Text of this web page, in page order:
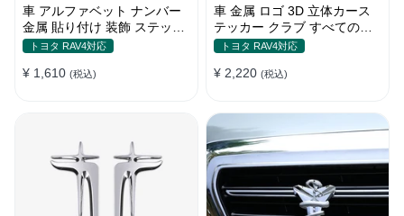
車 アルファベット ナンバー
金属 貼り付け 装飾 ステッカ
ートヨタ RAV4対応
¥ 1,610 (税込)
車 金属 ロゴ 3D 立体カース
テッカー クラブ すべての車
種対応 カスタム サイドポス
トヨタ RAV4対応
¥ 2,220 (税込)